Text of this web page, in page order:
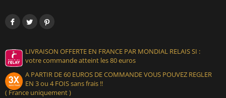
LIVRAISON OFFERTE EN FRANCE PAR MONDIAL RELAIS SI :
votre commande atteint les 80 euros
A PARTIR DE 60 EUROS DE COMMANDE VOUS POUVEZ REGLER
EN 3 ou 4 FOIS sans frais !!
( France uniquement )